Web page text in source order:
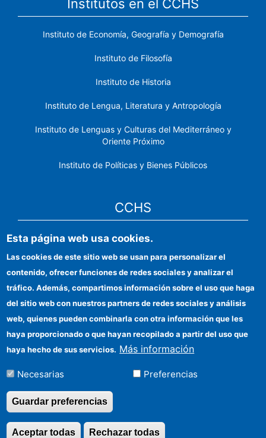
Institutos en el CCHS
Instituto de Economía, Geografía y Demografía
Instituto de Filosofía
Instituto de Historia
Instituto de Lengua, Literatura y Antropología
Instituto de Lenguas y Culturas del Mediterráneo y
Oriente Próximo
Instituto de Políticas y Bienes Públicos
CCHS
Sede electrónica CSIC
Identidad institucional
Información para proveedores
Ayudas FEDER
Organismos financiadores
Contacto
Cómo llegar
Esta página web usa cookies.
Las cookies de este sitio web se usan para personalizar el
contenido, ofrecer funciones de redes sociales y analizar el
tráfico. Además, compartimos información sobre el uso que haga
del sitio web con nuestros partners de redes sociales y análisis
web, quienes pueden combinarla con otra información que les
haya proporcionado o que hayan recopilado a partir del uso que
haya hecho de sus servicios. Más información
Necesarias Preferencias
Guardar preferencias
Rechazar todas
Aceptar todas